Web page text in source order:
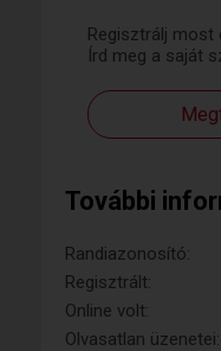
Regisztrálj most
Írd meg a saját
További
Randiazonosító:
Regisztrált:
Online volt:
Olvasatlan üzenetei: